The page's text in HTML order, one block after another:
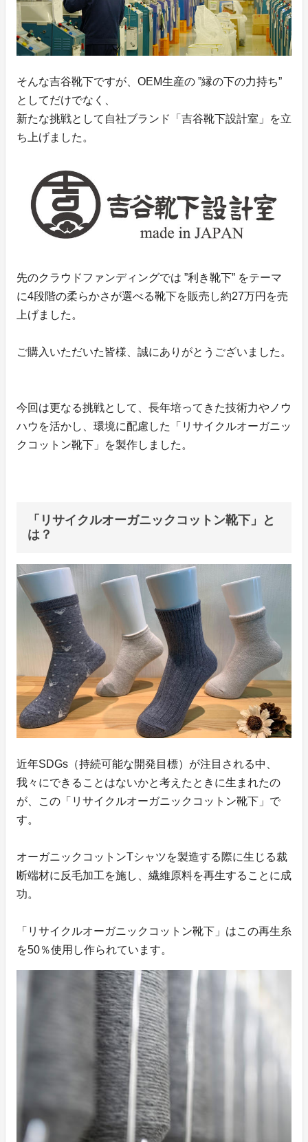
そんな吉谷靴下ですが、OEM生産の ”縁の下の力持ち”
としてだけでなく、
新たな挑戦として自社ブランド「吉谷靴下設計室」を立
ち上げました。
先のクラウドファンディングでは ”利き靴下” をテーマ
に4段階の柔らかさが選べる靴下を販売し約27万円を売
上げました。
ご購入いただいた皆様、誠にありがとうございました。
今回は更なる挑戦として、長年培ってきた技術力やノウ
ハウを活かし、環境に配慮した「リサイクルオーガニッ
クコットン靴下」を製作しました。
「リサイクルオーガニックコットン靴下」と
は？
近年SDGs（持続可能な開発目標）が注目される中、
我々にできることはないかと考えたときに生まれたの
が、この「リサイクルオーガニックコットン靴下」で
す。
オーガニックコットンTシャツを製造する際に生じる裁
断端材に反毛加工を施し、繊維原料を再生することに成
功。
「リサイクルオーガニックコットン靴下」はこの再生糸
を50％使用し作られています。